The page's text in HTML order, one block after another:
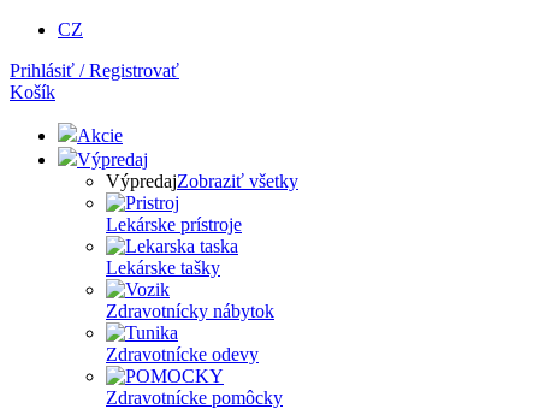
CZ
Prihlásiť / Registrovať
Košík
Akcie
Výpredaj
VýpredajZobraziť všetky
Lekárske prístroje
Lekárske tašky
Zdravotnícky nábytok
Zdravotnícke odevy
Zdravotnícke pomôcky